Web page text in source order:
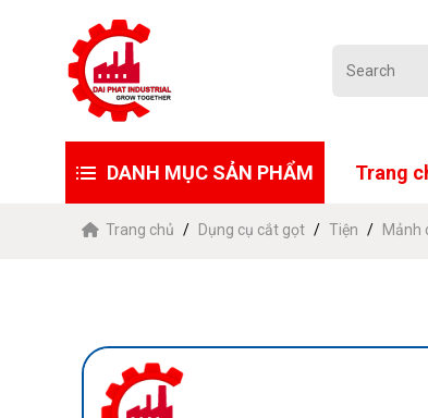
DANH MỤC SẢN PHẨM Trang
Trang chủ Dụng cụ cắt gọt Tiện Mảnh